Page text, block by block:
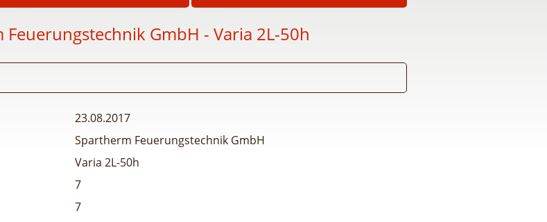
Feuerungstechnik GmbH - Varia 2L-50h
23.08.2017
Spartherm Feuerungstechnik GmbH
Varia 2L-50h
7
7